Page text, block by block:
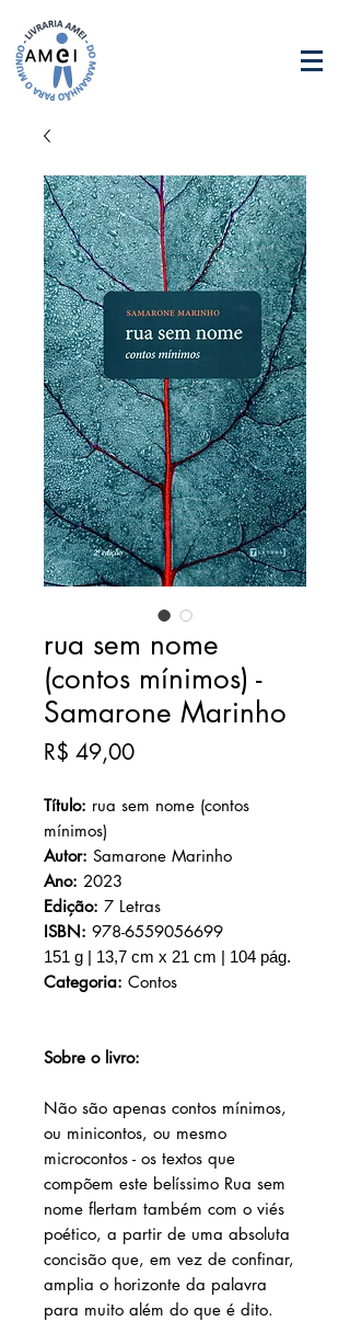
rua sem nome
(contos mínimos) -
Samarone Marinho
R$ 49,00Preço
Título: rua sem nome (contos
mínimos)
Autor: Samarone Marinho
Ano: 2023
Edição: 7 Letras
ISBN: 978-6559056699
151 g | 13,7 cm x 21 cm | 104 pág.
Categoria: Contos
Sobre o livro:
Não são apenas contos mínimos,
ou minicontos, ou mesmo
microcontos - os textos que
compõem este belíssimo Rua sem
nome flertam também com o viés
poético, a partir de uma absoluta
concisão que, em vez de confinar,
amplia o horizonte da palavra
para muito além do que é dito.